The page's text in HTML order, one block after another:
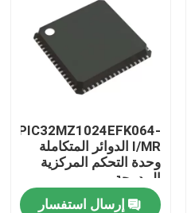
PIC32MZ1024EFK064-
I/MR الدوائر المتكاملة
وحدة التحكم المركزية
المدمجة
إرسال استفسار